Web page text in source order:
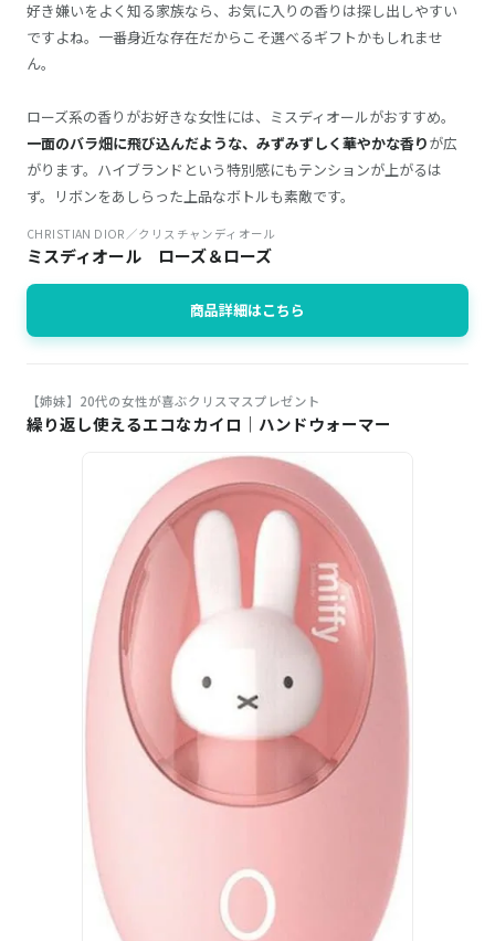
好き嫌いをよく知る家族なら、お気に入りの香りは探し出しやすい
ですよね。一番身近な存在だからこそ選べるギフトかもしれませ
ん。
ローズ系の香りがお好きな女性には、ミスディオールがおすすめ。
一面のバラ畑に飛び込んだような、みずみずしく華やかな香りが広
がります。ハイブランドという特別感にもテンションが上がるは
ず。リボンをあしらった上品なボトルも素敵です。
CHRISTIAN DIOR／クリスチャンディオール
ミスディオール ローズ＆ローズ
商品詳細はこちら
【姉妹】20代の女性が喜ぶクリスマスプレゼント
繰り返し使えるエコなカイロ｜ハンドウォーマー